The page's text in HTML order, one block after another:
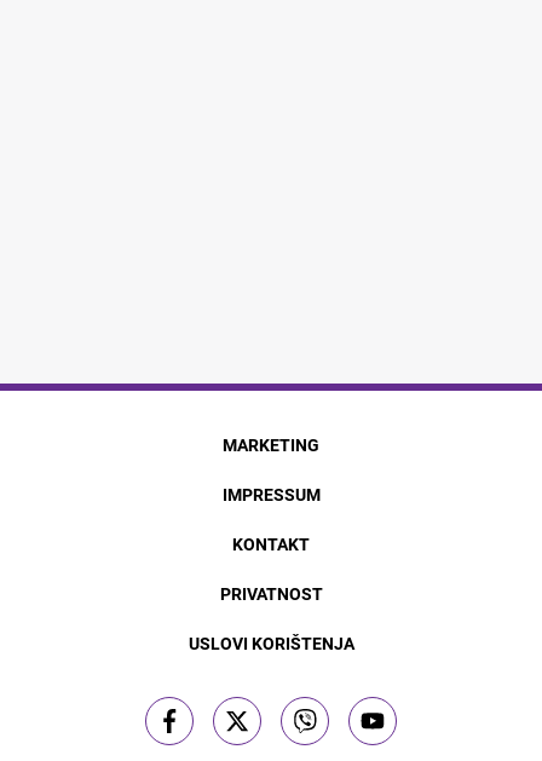
MARKETING
IMPRESSUM
KONTAKT
PRIVATNOST
USLOVI KORIŠTENJA